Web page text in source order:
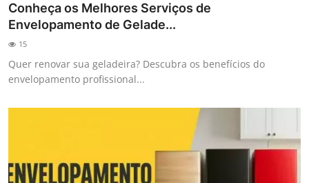
Conheça os Melhores Serviços de
Envelopamento de Gelade...
15
Quer renovar sua geladeira? Descubra os benefícios do
envelopamento profissional...